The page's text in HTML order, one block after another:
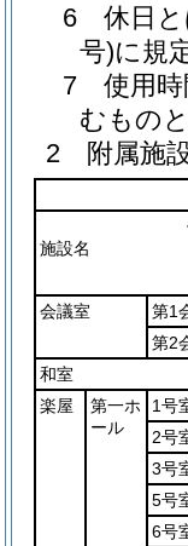
6 休日と
号)に規
7 使用時
むもの
2 附属施
施設名
会議室
第1
第2
和室
楽屋
第一ホ
ール
1号
2号
3号
5号
6号